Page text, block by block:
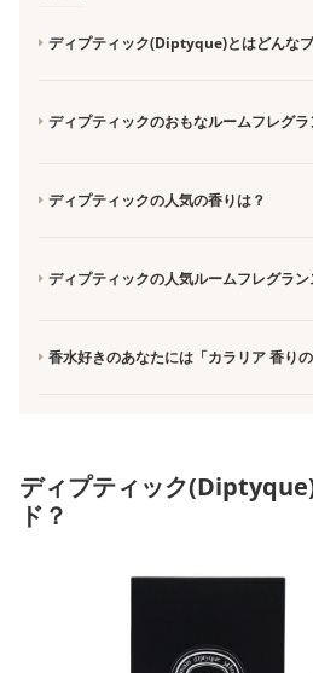
ディプティック(Diptyque)とはどんな
ディプティックのおもなルームフレグラ
ディプティックの人気の香りは？
ディプティックの人気ルームフレグラン
香水好きのあなたには「カラリア 香り
ディプティック
ド？